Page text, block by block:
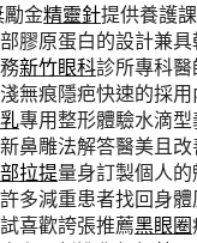
勵金精靈針提供養護
膠原蛋白的設計兼
新竹眼科診所專科
無痕隱疤快速的採
專用整形體驗水滴
鼻雕法解答醫美且
拉提量身訂製個人
多減重患者找回身
喜歡誇張推薦黑眼圈